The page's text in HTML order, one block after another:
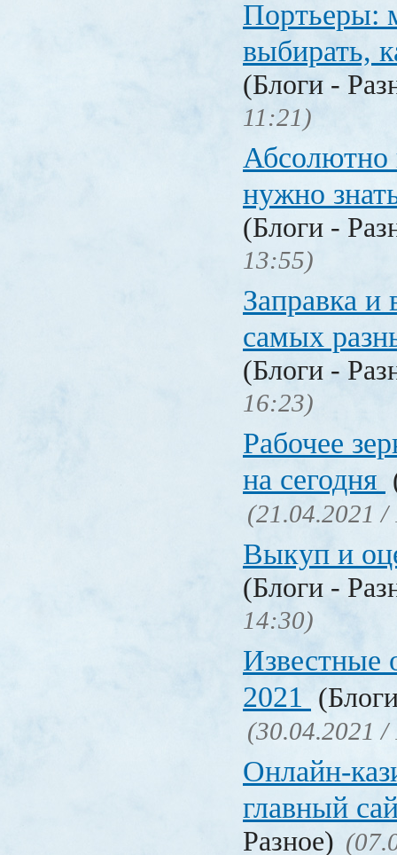
Портьеры:
выбирать,
(Блоги -
11:21)
Абсолютно
нужно
(Блоги -
13:55)
Заправка и
самых
(Блоги -
16:23)
Рабочее
на сегодня
(21.04.2021 /
Выкуп и
(Блоги -
14:30)
Известные
2021
(30.04.2021 /
Онлайн-
главный
Разное)